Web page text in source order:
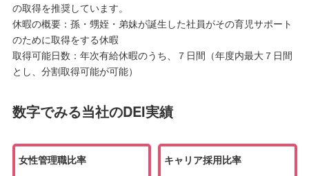
の取得を推奨しています。
休暇の概要：孫・甥姪・弟妹が誕生した社員がその育児サポート
のために取得をする休暇
取得可能日数：年次有給休暇のうち、７日間（年度内最大７日間
とし、分割取得可能が可能）
数字でみる当社のDEI実績
女性管理職比率 キャリア採用比率